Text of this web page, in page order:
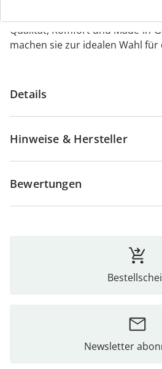
Qualität, Komfort und Made-in-
machen sie zur idealen Wahl
Details
Hinweise & Hersteller
Bewertungen
Newsletter